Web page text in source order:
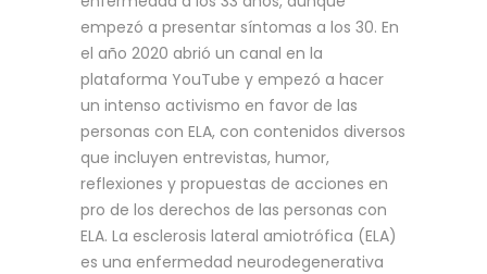
empezó a presentar síntomas a los 30. En
el año 2020 abrió un canal en la
plataforma YouTube y empezó a hacer
un intenso activismo en favor de las
personas con ELA, con contenidos diversos
que incluyen entrevistas, humor,
reflexiones y propuestas de acciones en
pro de los derechos de las personas con
ELA. La esclerosis lateral amiotrófica (ELA)
es una enfermedad neurodegenerativa